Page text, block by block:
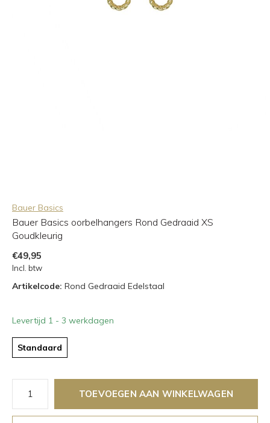
Bauer Basics
Bauer Basics oorbelhangers Rond Gedraaid XS
Goudkleurig
€49,95
Incl. btw
Artikelcode: Rond Gedraaid Edelstaal
Levertijd 1 - 3 werkdagen
Standaard
TOEVOEGEN AAN WINKELWAGEN